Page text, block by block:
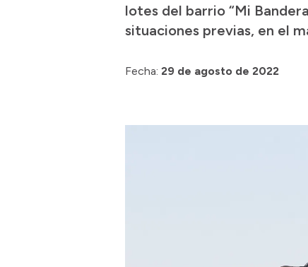
lotes del barrio “Mi
situaciones previas, en el
Fecha: 29 de agosto de 2022